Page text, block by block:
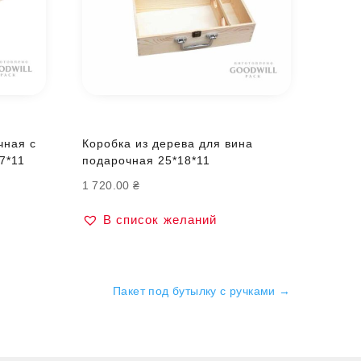
с
Коробка из дерева для вина
подарочная 25*18*11
1 720.00₴
В список желаний
Пакет под бутылку с ручками →